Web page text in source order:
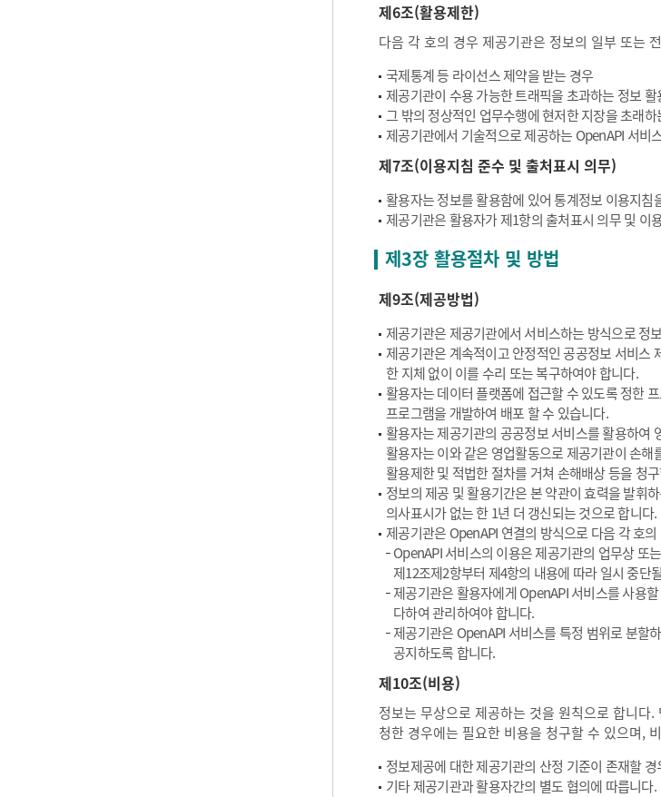
제6조(활용제한)
다음 각 호의 경우 제공기관은 정보의 일부 또는
국제통계 등 라이선스 제약을 받는 경우
제공기관이 수용 가능한 트래픽을 초과하는 정보 활
그 밖의 정상적인 업무수행에 현저한 지장을 초래
제공기관에서 기술적으로 제공하는 OpenAPI 서비
제7조(이용지침 준수 및 출처표시 의무)
활용자는 정보를 활용함에 있어 통계정보 이용지
제공기관은 활용자가 제1항의 출처표시 의무 및 이
제3장 활용절차 및 방법
제9조(제공방법)
제공기관은 제공기관에서 서비스하는 방식으로 정
제공기관은 계속적이고 안정적인 공공정보 서비스
한 지체 없이 이를 수리 또는 복구하여야 합니다.
활용자는 데이터 플랫폼에 접근할 수 있도록 정한
프로그램을 개발하여 배포 할 수 있습니다.
활용자는 제공기관의 공공정보 서비스를 활용하여
활용자는 이와 같은 영업활동으로 제공기관이 손
활용제한 및 적법한 절차를 거쳐 손해배상 등을 청
정보의 제공 및 활용기간은 본 약관이 효력을 발휘
의사표시가 없는 한 1년 더 갱신되는 것으로 합니다.
제공기관은 OpenAPI 연결의 방식으로 다음 각 호
OpenAPI 서비스의 이용은 제공기관의 업무상 또
제12조제2항부터 제4항의 내용에 따라 일시 중단
제공기관은 활용자에게 OpenAPI 서비스를 사용
다하여 관리하여야 합니다.
제공기관은 OpenAPI 서비스를 특정 범위로 분할
공지하도록 합니다.
제10조(비용)
정보는 무상으로 제공하는 것을 원칙으로 합니
청한 경우에는 필요한 비용을 청구할 수 있으며,
정보제공에 대한 제공기관의 산정 기준이 존재할
기타 제공기관과 활용자간의 별도 협의에 따릅니다.